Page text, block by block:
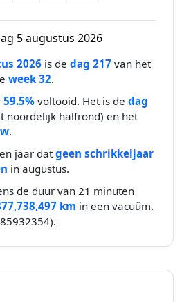
5 augustus 2026
2026 is de dag 217 van het
week 32.
59.5% voltooid. Het is de dag
noordelijk halfrond) en het
.
jaar datgeen schrikkeljaar
in augustus.
de duur van 21 minuten
km in een vacuüm.